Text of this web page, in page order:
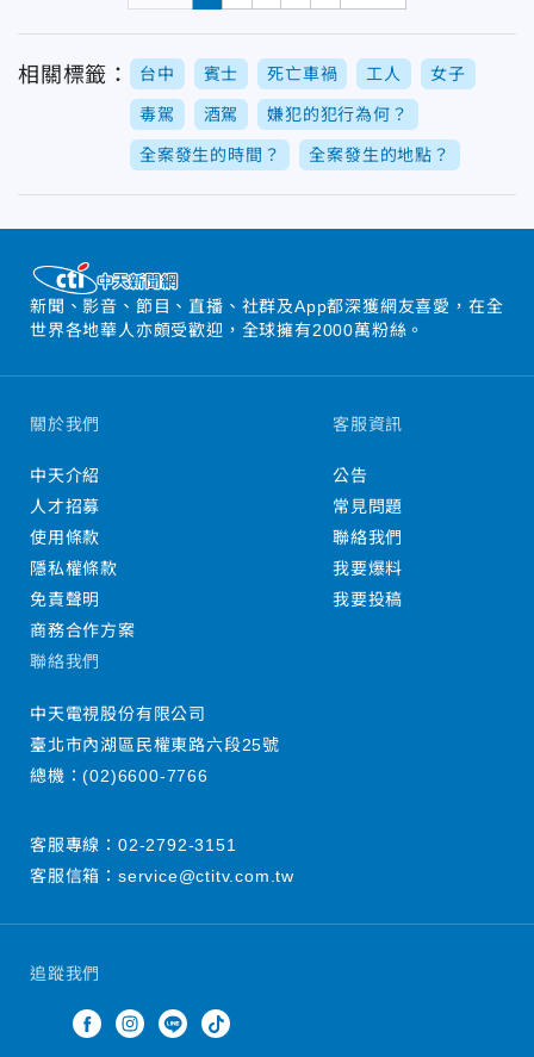
相關標籤： 台中 賓士 死亡車禍 工人 女子
毒駕 酒駕 嫌犯的犯行為何？
全案發生的時間？ 全案發生的地點？
新聞、影音、節目、直播、社群及App都深獲網友喜愛，在全
世界各地華人亦頗受歡迎，全球擁有2000萬粉絲。
追蹤我們
關於我們
中天介紹
人才招募
使用條款
隱私權條款
免責聲明
商務合作方案
客服資訊
公告
常見問題
聯絡我們
我要爆料
我要投稿
聯絡我們
中天電視股份有限公司
臺北市內湖區民權東路六段25號
總機：(02)6600-7766
客服專線： 02-2792-3151
客服信箱： service@ctitv.com.tw